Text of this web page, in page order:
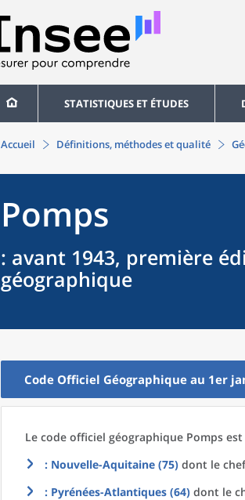
STATISTIQUES ET ÉTUDES
Accueil Définitions, méthodes et qualité
Pomps
: avant 1943, première
géographique
Code Officiel Géographique au 1er
Le code officiel géographique Pomps est
: Nouvelle-Aquitaine (75) dont le
: Pyrénées-Atlantiques (64) dont le